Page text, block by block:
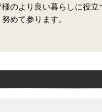
のより良い暮らしに役立
めて参ります。